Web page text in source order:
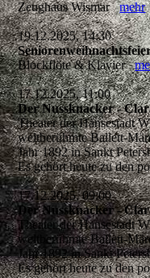
Zeughaus Wismarmehr
19.12.2025, 14:30
Blockflöte & Klavier
17.12.2025, 11:00
Der Nussknacker -
Theater der Hansestadt
weltberühmte Ballett-
Jahr 1892 in Sankt
Es gehört heute zu den
17.12.2025, 09:00
Der Nussknacker -
Theater der Hansestadt
weltberühmte Ballett-
Jahr 1892 in Sankt
Es gehört heute zu den